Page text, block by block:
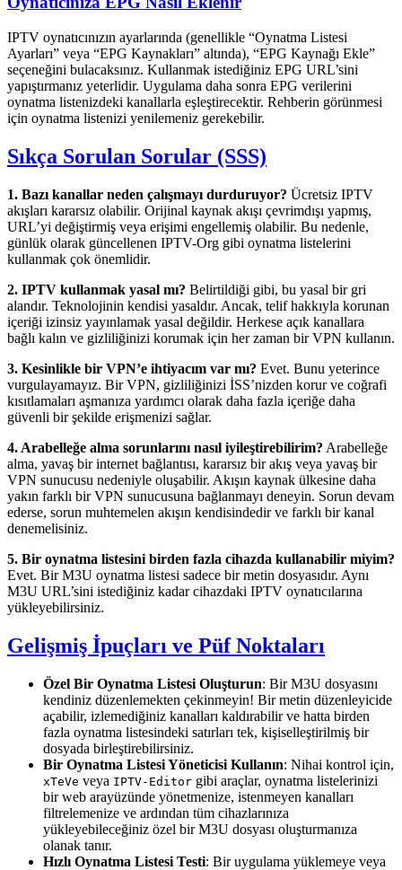
IPTV oynatıcınızın ayarlarında (genellikle “Oynatma Listesi
Ayarları” veya “EPG Kaynakları” altında), “EPG Kaynağı Ekle”
seçeneğini bulacaksınız. Kullanmak istediğiniz EPG URL’sini
yapıştırmanız yeterlidir. Uygulama daha sonra EPG verilerini
oynatma listenizdeki kanallarla eşleştirecektir. Rehberin görünmesi
için oynatma listenizi yenilemeniz gerekebilir.
Sıkça Sorulan Sorular (SSS)
1. Bazı kanallar neden çalışmayı durduruyor? Ücretsiz IPTV
akışları kararsız olabilir. Orijinal kaynak akışı çevrimdışı yapmış,
URL’yi değiştirmiş veya erişimi engellemiş olabilir. Bu nedenle,
günlük olarak güncellenen IPTV-Org gibi oynatma listelerini
kullanmak çok önemlidir.
2. IPTV kullanmak yasal mı? Belirtildiği gibi, bu yasal bir gri
alandır. Teknolojinin kendisi yasaldır. Ancak, telif hakkıyla korunan
içeriği izinsiz yayınlamak yasal değildir. Herkese açık kanallara
bağlı kalın ve gizliliğinizi korumak için her zaman bir VPN kullanın.
3. Kesinlikle bir VPN’e ihtiyacım var mı? Evet. Bunu yeterince
vurgulayamayız. Bir VPN, gizliliğinizi İSS’nizden korur ve coğrafi
kısıtlamaları aşmanıza yardımcı olarak daha fazla içeriğe daha
güvenli bir şekilde erişmenizi sağlar.
4. Arabelleğe alma sorunlarını nasıl iyileştirebilirim? Arabelleğe
alma, yavaş bir internet bağlantısı, kararsız bir akış veya yavaş bir
VPN sunucusu nedeniyle oluşabilir. Akışın kaynak ülkesine daha
yakın farklı bir VPN sunucusuna bağlanmayı deneyin. Sorun devam
ederse, sorun muhtemelen akışın kendisindedir ve farklı bir kanal
denemelisiniz.
5. Bir oynatma listesini birden fazla cihazda kullanabilir miyim?
Evet. Bir M3U oynatma listesi sadece bir metin dosyasıdır. Aynı
M3U URL’sini istediğiniz kadar cihazdaki IPTV oynatıcılarına
yükleyebilirsiniz.
Gelişmiş İpuçları ve Püf Noktaları
Özel Bir Oynatma Listesi Oluşturun: Bir M3U dosyasını
kendiniz düzenlemekten çekinmeyin! Bir metin düzenleyicide
açabilir, izlemediğiniz kanalları kaldırabilir ve hatta birden
fazla oynatma listesindeki satırları tek, kişiselleştirilmiş bir
dosyada birleştirebilirsiniz.
Bir Oynatma Listesi Yöneticisi Kullanın: Nihai kontrol için,
xTeVe veya IPTV-Editor gibi araçlar, oynatma listelerinizi
bir web arayüzünde yönetmenize, istenmeyen kanalları
filtrelemenize ve ardından tüm cihazlarınıza
yükleyebileceğiniz özel bir M3U dosyası oluşturmanıza
olanak tanır.
Hızlı Oynatma Listesi Testi: Bir uygulama yüklemeye veya